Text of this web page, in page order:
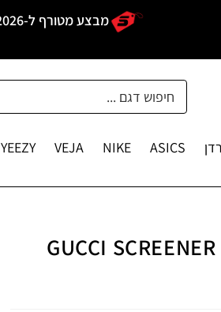
מבצע מטורף ל-2026 עם קוד הקופון –
ASICS
NIKE
VEJA
YEEZY
GUCCI